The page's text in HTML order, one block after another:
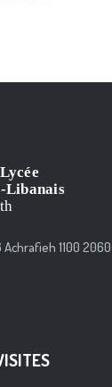
Achrafieh 1100